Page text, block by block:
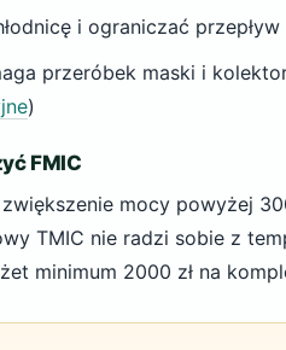
i ograniczać
przeróbek maski i
)
FMIC
mocy powyżej
TMIC nie radzi sobie z
minimum 2000 zł na